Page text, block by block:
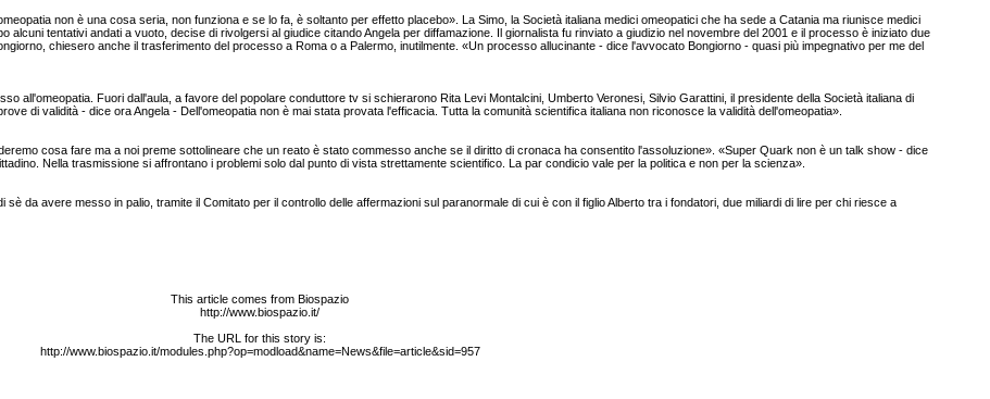
non è una cosa seria, non funziona e se lo fa, è soltanto per effetto placebo». La Simo, la Società italiana medici omeopatici che ha sede a Catania ma riunisce medici
alcuni tentativi andati a vuoto, decise di rivolgersi al giudice citando Angela per diffamazione. Il giornalista fu rinviato a giudizio nel novembre del 2001 e il processo è iniziato due
chiesero anche il trasferimento del processo a Roma o a Palermo, inutilmente. «Un processo allucinante - dice l'avvocato Bongiorno - quasi più impegnativo per me del
all'omeopatia. Fuori dall'aula, a favore del popolare conduttore tv si schierarono Rita Levi Montalcini, Umberto Veronesi, Silvio Garattini, il presidente della Società italiana di
di validità - dice ora Angela - Dell'omeopatia non è mai stata provata l'efficacia. Tutta la comunità scientifica italiana non riconosce la validità dell'omeopatia».
cosa fare ma a noi preme sottolineare che un reato è stato commesso anche se il diritto di cronaca ha consentito l'assoluzione». «Super Quark non è un talk show - dice
Nella trasmissione si affrontano i problemi solo dal punto di vista strettamente scientifico. La par condicio vale per la politica e non per la scienza».
da avere messo in palio, tramite il Comitato per il controllo delle affermazioni sul paranormale di cui è con il figlio Alberto tra i fondatori, due miliardi di lire per chi riesce a
This article comes from Biospazio
http://www.biospazio.it/
The URL for this story is:
http://www.biospazio.it/modules.php?op=modload&name=News&file=article&sid=957